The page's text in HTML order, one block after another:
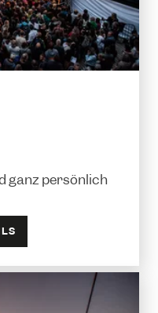
ganz persönlich